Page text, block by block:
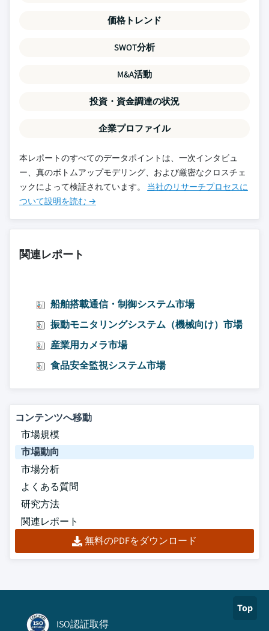
価格トレンド
SWOT分析
M&A活動
投資・資金調達の状況
企業プロファイル
本レポートのすべてのデータポイントは、一次インタビュ
ー、真のボトムアップモデリング、および厳密なクロスチェ
ックによって検証されています。 当社のリサーチプロセスに
ついて設明を読む →
関連レポート
船舶搭載通信・制御システム市場
振動モニタリングシステム（機械向け）市場
産業用カメラ市場
食品安全監視システム市場
コンテンツへ移動
市場規模
市場動向
市場分析
よくある質問
研究方法
関連レポート
無料のPDFをダウンロード
Top
ISO認証取得